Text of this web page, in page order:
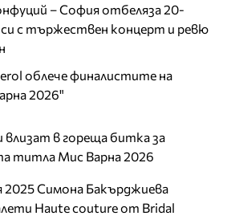
– София отбеляза 20-
с тържествен концерт и ревю
облече финалистите на
2026"
влизат в гореща битка за
титла Мис Варна 2026
2025 Симона Бакърджиева
Haute couture от Bridal